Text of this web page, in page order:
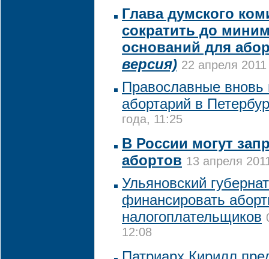
Глава думского
сократить до
оснований для
версия) 22 апреля
Православные вновь
абортарий в
года, 11:25
В России могут
абортов 13 апреля
Ульяновский
финансировать
налогоплательщиков
12:08